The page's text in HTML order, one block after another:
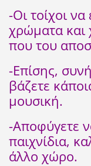
-Οι τοίχοι
χρώματα και
που του
-Επίσης,
βάζετε
μουσική.
-Αποφύγετε
παιχνίδια,
άλλο χώρο.